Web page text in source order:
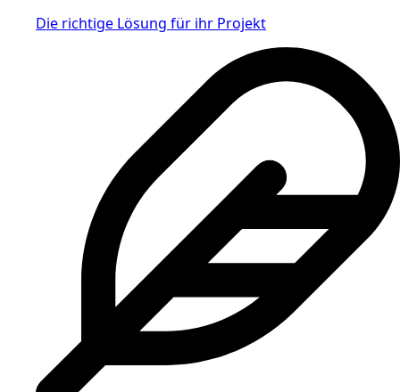
Die richtige Lösung für ihr Projekt